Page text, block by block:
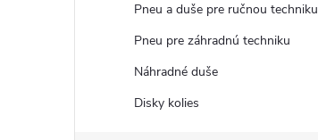
Pneu a duše pre ručnou techniku
Pneu pre záhradnú techniku
Náhradné duše
Disky kolies